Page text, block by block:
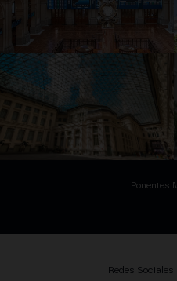
Ponentes
Redes Sociales